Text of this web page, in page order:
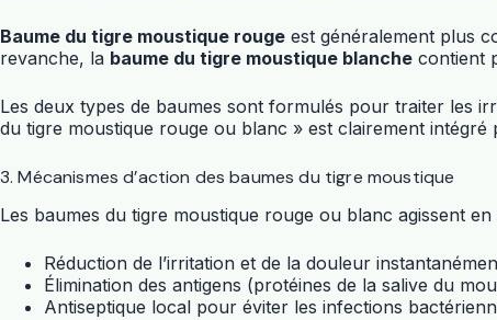
Baume du tigre moustique rouge est généralement plus
revanche, la baume du tigre moustique blanche contient
Les deux types de baumes sont formulés pour traiter les
du tigre moustique rouge ou blanc » est clairement
3. Mécanismes d’action des baumes du tigre moustique
Les baumes du tigre moustique rouge ou blanc agissent
Réduction de l’irritation et de la douleur
Élimination des antigens (protéines de la salive du
Antiseptique local pour éviter les infections